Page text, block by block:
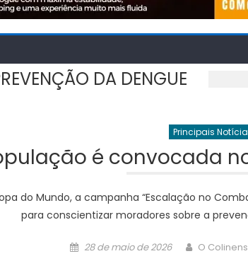
DA DENGUE
Principais
é convocada
do Mundo, a campanha “Escalação no
para conscientizar moradores sobre a
Posted
28 de maio de 2026 Author
O